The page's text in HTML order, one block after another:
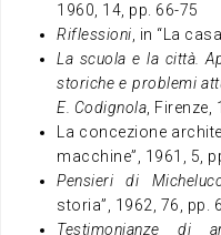
1960, 14, pp. 66-75
Riflessioni, in “La
La scuola e la città.
storiche e problemi
E. Codignola, Firenze,
La concezione
macchine”, 1961, 5,
Pensieri di
storia”, 1962, 76, pp.
Testimonianze di